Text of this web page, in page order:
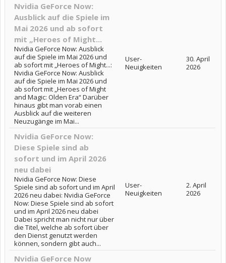
Nvidia GeForce Now:
Ausblick auf die Spiele im
Mai 2026 und ab sofort
mit „Heroes of Might...
Nvidia GeForce Now: Ausblick
auf die Spiele im Mai 2026 und
ab sofort mit „Heroes of Might...:
Nvidia GeForce Now: Ausblick
auf die Spiele im Mai 2026 und
ab sofort mit „Heroes of Might
and Magic: Olden Era“ Darüber
hinaus gibt man vorab einen
Ausblick auf die weiteren
Neuzugänge im Mai...
User-
Neuigkeiten
30. April
2026
Nvidia GeForce Now:
Diese Spiele sind ab
sofort und im April 2026
neu dabei
Nvidia GeForce Now: Diese
Spiele sind ab sofort und im April
2026 neu dabei: Nvidia GeForce
Now: Diese Spiele sind ab sofort
und im April 2026 neu dabei
Dabei spricht man nicht nur über
die Titel, welche ab sofort über
den Dienst genutzt werden
können, sondern gibt auch...
User-
Neuigkeiten
2. April
2026
Nvidia GeForce Now